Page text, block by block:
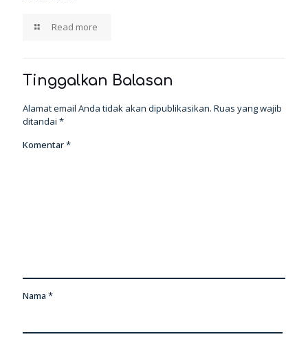
Read more
Tinggalkan Balasan
Alamat email Anda tidak akan dipublikasikan. Ruas yang wajib
ditandai *
Komentar*
Nama *